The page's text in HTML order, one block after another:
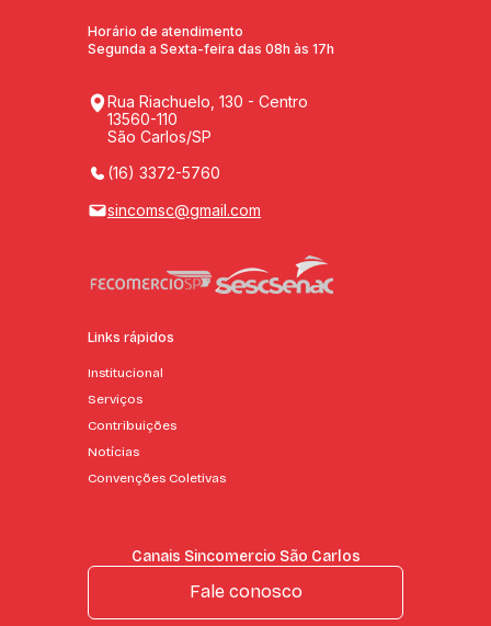
Horário de atendimento
Segunda a Sexta-feira das 08h às 17h
Rua Riachuelo, 130 - Centro
13560-110
São Carlos/SP
(16) 3372-5760
sincomsc@gmail.com
Links rápidos
Institucional
Serviços
Contribuições
Notícias
Convenções Coletivas
Canais Sincomercio São Carlos
Fale conosco